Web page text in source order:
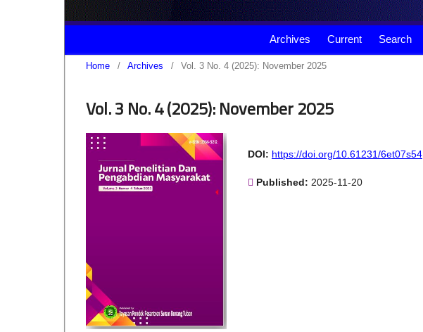
Archives Current Search
Home / Archives / Vol. 3 No. 4 (2025): November 2025
Vol. 3 No. 4 (2025): November 2025
DOI: https://doi.org/10.61231/6et07s54
Published: 2025-11-20